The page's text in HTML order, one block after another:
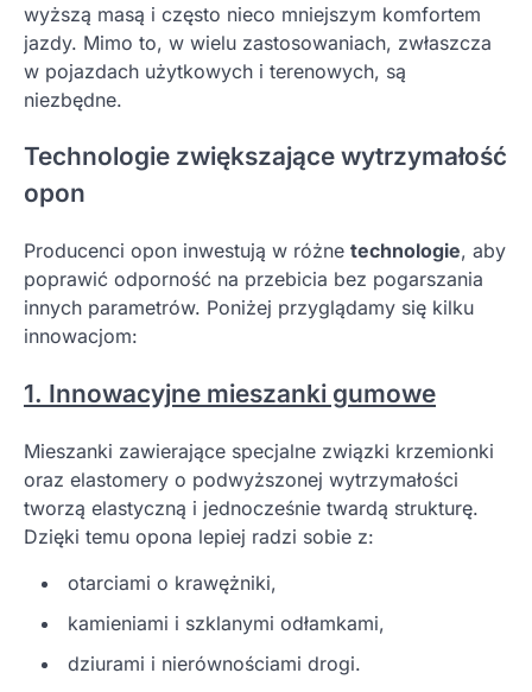
wyższą masą i często nieco mniejszym komfortem
jazdy. Mimo to, w wielu zastosowaniach, zwłaszcza
w pojazdach użytkowych i terenowych, są
niezbędne.
Technologie zwiększające wytrzymałość
opon
Producenci opon inwestują w różne technologie, aby
poprawić odporność na przebicia bez pogarszania
innych parametrów. Poniżej przyglądamy się kilku
innowacjom:
1. Innowacyjne mieszanki gumowe
Mieszanki zawierające specjalne związki krzemionki
oraz elastomery o podwyższonej wytrzymałości
tworzą elastyczną i jednocześnie twardą strukturę.
Dzięki temu opona lepiej radzi sobie z:
otarciami o krawężniki,
kamieniami i szklanymi odłamkami,
dziurami i nierównościami drogi.